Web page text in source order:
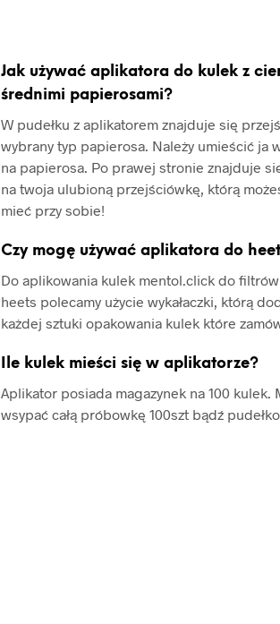
Jak używać aplikatora do kulek z
średnimi papierosami?
W pudełku z aplikatorem znajduje się
wybrany typ papierosa. Należy umieścić ja
na papierosa. Po prawej stronie znajduje
na twoja ulubioną przejściówkę, którą
mieć przy sobie!
Czy mogę używać aplikatora do
Do aplikowania kulek mentol.click do
heets polecamy użycie wykałaczki, którą
każdej sztuki opakowania kulek które
Ile kulek mieści się w aplikatorze?
Aplikator posiada magazynek na 100 kulek.
wsypać całą próbowkę 100szt bądź